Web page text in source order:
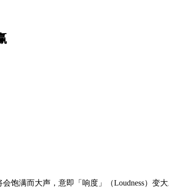
饱满而大声，意即「响度」（Loudness）